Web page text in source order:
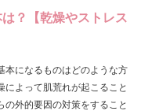
？【乾燥やストレス
本になるものはどのような方
によって肌荒れが起こること
の外的要因の対策をすること